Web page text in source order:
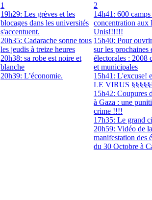
1
19h29: Les grèves et les
blocages dans les universités
s'accentuent.
20h35: Cadarache sonne tous
les jeudis à treize heures
20h38: sa robe est noire et
blanche
20h39: L’économie.
2
14h41: 600 camps
concentration aux
Unis!!!!!!
15h40: Pour
sur les prochaines
électorales : 2008
et municipales
15h41: L'excuse!
LE VIRUS
15h42: Coupures
à Gaza : une
crime !!!!
17h35: Le grand
20h59: Vidéo de la
manifestation des
du 30 Octobre à